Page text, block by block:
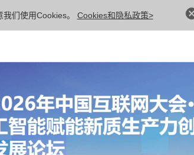
们使用Cookies。 Cookies和隐私政策>